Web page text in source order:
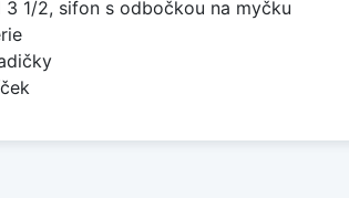
1/2, sifon s odbočkou na myčku